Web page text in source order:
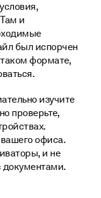
и
был испорчен
формате,
изучите
проверьте,
офиса.
и не
документами.